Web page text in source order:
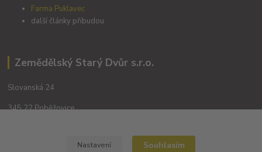
Farma Puklavec
další články přibudou
Zemědělský Starý Dvůr s.r.o.
Slovanská 24
345 22 Poběžovice
Nastavení Souhlasím